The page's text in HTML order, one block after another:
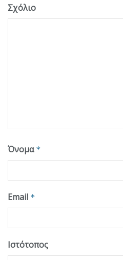
Σχόλιο
Όνομα *
Email *
Ιστότοπος